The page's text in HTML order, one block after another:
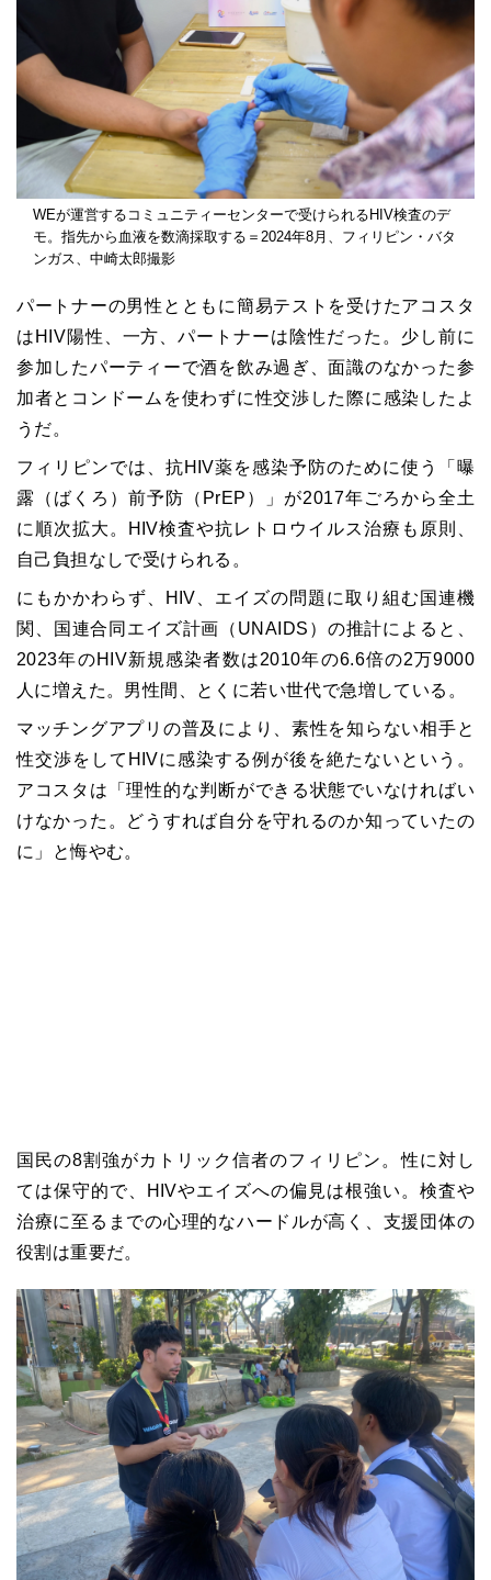
WEが運営するコミュニティーセンターで受けられるHIV検査のデ
モ。指先から血液を数滴採取する＝2024年8月、フィリピン・バタ
ンガス、中崎太郎撮影
パートナーの男性とともに簡易テストを受けたアコスタ
はHIV陽性、一方、パートナーは陰性だった。少し前に
参加したパーティーで酒を飲み過ぎ、面識のなかった参
加者とコンドームを使わずに性交渉した際に感染したよ
うだ。
フィリピンでは、抗HIV薬を感染予防のために使う「曝
露（ばくろ）前予防（PrEP）」が2017年ごろから全土
に順次拡大。HIV検査や抗レトロウイルス治療も原則、
自己負担なしで受けられる。
にもかかわらず、HIV、エイズの問題に取り組む国連機
関、国連合同エイズ計画（UNAIDS）の推計によると、
2023年のHIV新規感染者数は2010年の6.6倍の2万9000
人に増えた。男性間、とくに若い世代で急増している。
マッチングアプリの普及により、素性を知らない相手と
性交渉をしてHIVに感染する例が後を絶たないという。
アコスタは「理性的な判断ができる状態でいなければい
けなかった。どうすれば自分を守れるのか知っていたの
に」と悔やむ。
国民の8割強がカトリック信者のフィリピン。性に対し
ては保守的で、HIVやエイズへの偏見は根強い。検査や
治療に至るまでの心理的なハードルが高く、支援団体の
役割は重要だ。